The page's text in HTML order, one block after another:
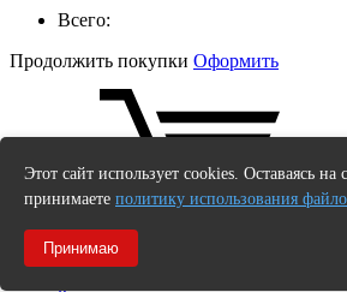
Всего:
Продолжить покупки Оформить
0
Этот сайт использует cookies. Оставаясь на
принимаете политику использования
Принимаю